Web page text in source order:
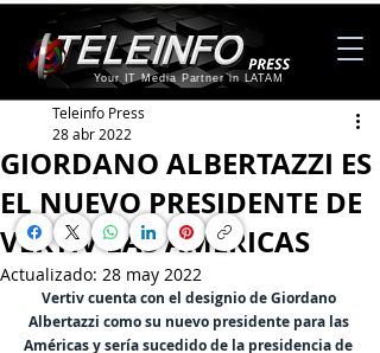
Your IT Media Partner in LATAM
GIORDANO ALBERTAZZI ES
EL NUEVO PRESIDENTE DE
VERTIV LAS AMÉRICAS
Teleinfo Press
28 abr 2022
Actualizado: 28 may 2022
Vertiv cuenta con el designio de Giordano
Albertazzi como su nuevo presidente para las
Américas y sería sucedido de la presidencia de